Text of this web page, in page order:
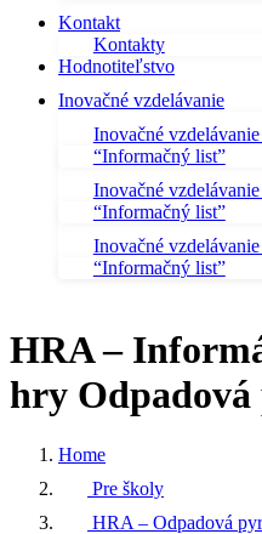
Kontakt
Kontakty
Hodnotiteľstvo
Inovačné vzdelávanie
Inovačné
“Informačný list”
Inovačné
“Informačný list”
Inovačné
“Informačný list”
HRA–
hry Odpadová
Home
Pre školy
HRA – Odpadová